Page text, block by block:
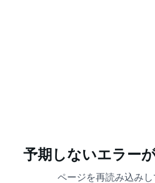
予期しないエラー
ページを再読み込みし